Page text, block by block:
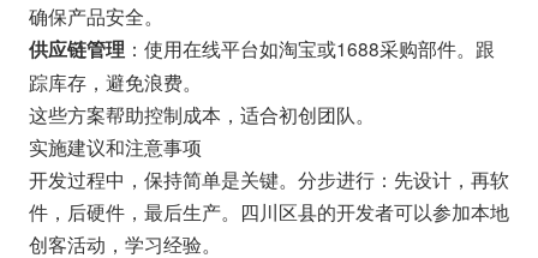
确保产品安全。
供应链管理 ：使用在线平台如淘宝或1688采购部件。跟
踪库存，避免浪费。
这些方案帮助控制成本，适合初创团队。
实施建议和注意事项
开发过程中，保持简单是关键。分步进行：先设计，再软
件，后硬件，最后生产。四川区县的开发者可以参加本地
创客活动，学习经验。